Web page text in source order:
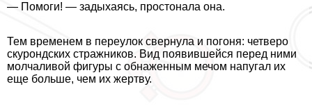
— Помоги! — задыхаясь, простонала она.
Тем временем в переулок свернула и погоня: четверо
скурондских стражников. Вид появившейся перед ними
молчаливой фигуры с обнаженным мечом напугал их
еще больше, чем их жертву.